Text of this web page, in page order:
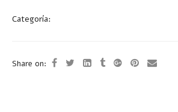
Categoría:
Share on: